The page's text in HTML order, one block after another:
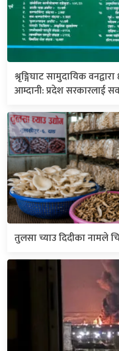
श्रृङ्गिघाट सामुदायिक
आम्दानी: प्रदेश सरकारलाई
तुलसा च्याउ दिदीका नामले